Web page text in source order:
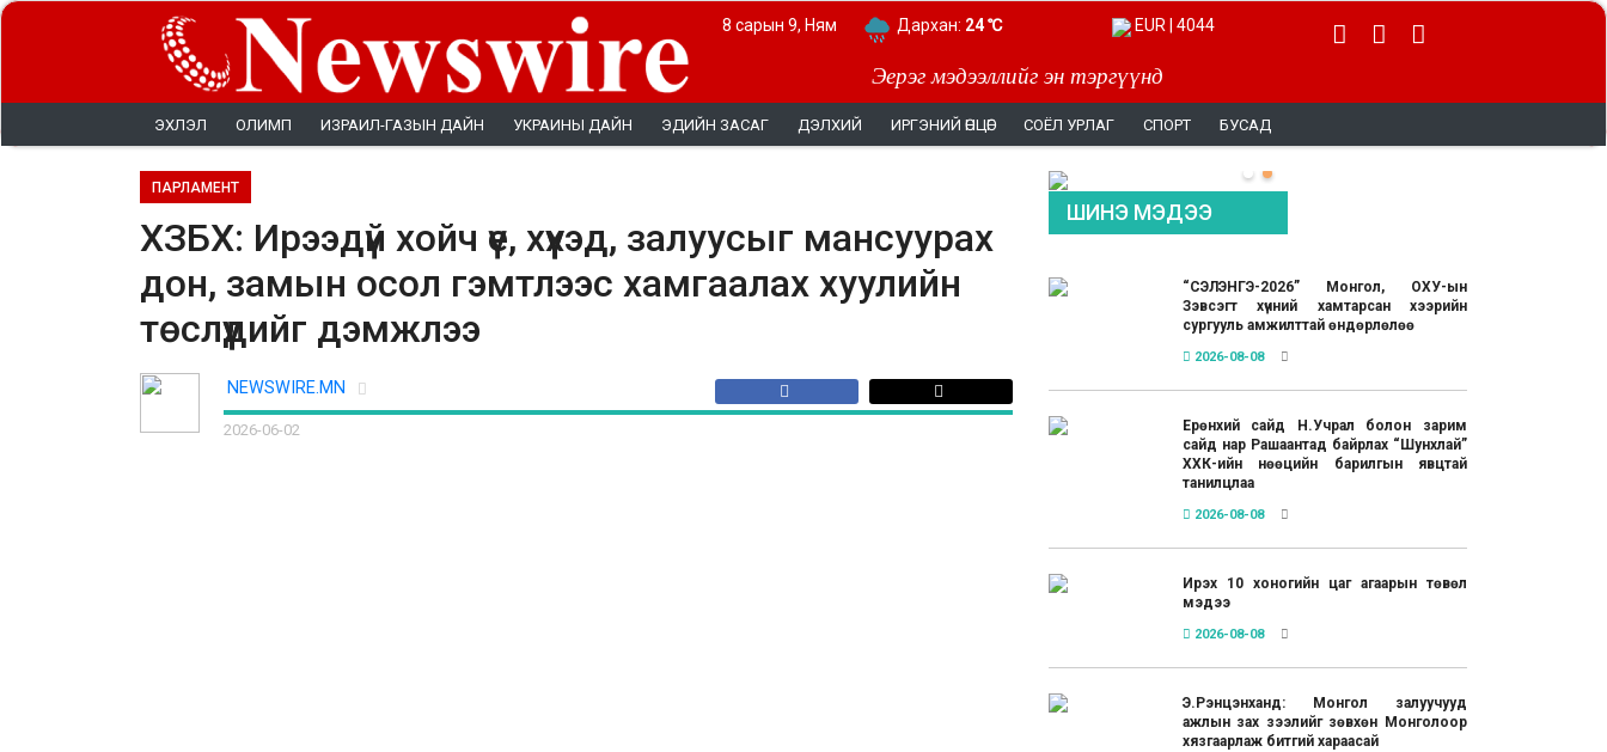
Эерэг мэдээллийг эн тэргүүнд
8 сарын 9, Ням Дархан: 24 ℃ EUR | 4044
ЭХЛЭЛ ОЛИМП ИЗРАИЛ-ГАЗЫН ДАЙН УКРАИНЫ ДАЙН ЭДИЙН ЗАСАГ ДЭЛХИЙ ИРГЭНИЙ ӨНЦӨГ СОЁЛ УРЛАГ СПОРТ БУСАД
ПАРЛАМЕНТ
ХЗБХ: Ирээдүй хойч үе, хүүхэд, залуусыг мансуурах
дон, замын осол гэмтлээс хамгаалах хуулийн
төслүүдийг дэмжлээ
NEWSWIRE.MN
2026-06-02
ШИНЭ МЭДЭЭ
“СЭЛЭНГЭ-2026” Монгол, ОХУ-ын
Зэвсэгт хүчний хамтарсан хээрийн
сургууль амжилттай өндөрлөлөө
2026-08-08
Ерөнхий сайд Н.Учрал болон зарим
сайд нар Рашаантад байрлах “Шунхлай”
ХХК-ийн нөөцийн барилгын явцтай
танилцлаа
2026-08-08
Ирэх 10 хоногийн цаг агаарын төвөл
мэдээ
2026-08-08
Э.Рэнцэнханд: Монгол залуучууд
ажлын зах зээлийг зөвхөн Монголоор
хязгаарлаж битгий хараасай